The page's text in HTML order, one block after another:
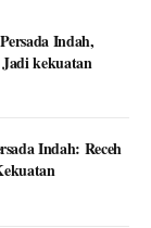
Indah,
kekuatan
Indah: Receh